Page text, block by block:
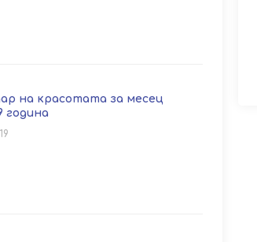
на красотата за месец
година